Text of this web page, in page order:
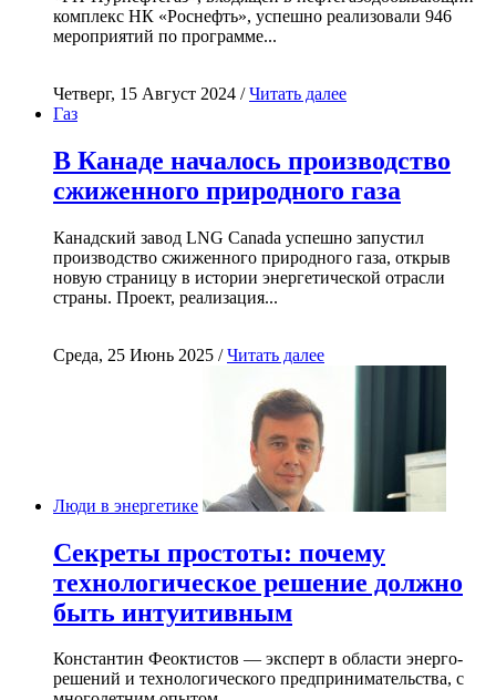
комплекс НК «Роснефть», успешно реализовали 946
мероприятий по программе...
Четверг, 15 Август 2024 /Читать далее
Газ
В Канаде началось производство
сжиженного природного газа
Канадский завод LNG Canada успешно запустил
производство сжиженного природного газа, открыв
новую страницу в истории энергетической отрасли
страны. Проект, реализация...
Среда, 25 Июнь 2025 /Читать далее
Люди в энергетике
Секреты простоты: почему
технологическое решение должно
быть интуитивным
Константин Феоктистов — эксперт в области энерго-
решений и технологического предпринимательства, с